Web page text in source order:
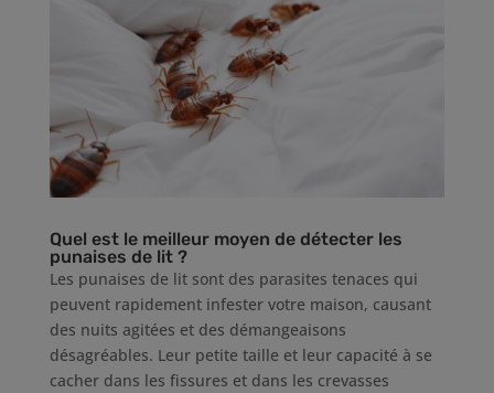
Quel est le meilleur moyen de détecter les
punaises de lit ?
Les punaises de lit sont des parasites tenaces qui
peuvent rapidement infester votre maison, causant
des nuits agitées et des démangeaisons
désagréables. Leur petite taille et leur capacité à se
cacher dans les fissures et dans les crevasses